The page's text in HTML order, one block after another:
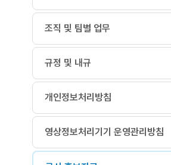
조직 및 팀별 업무
규정 및 내규
개인정보처리방침
영상정보처리기기 운영관리방침